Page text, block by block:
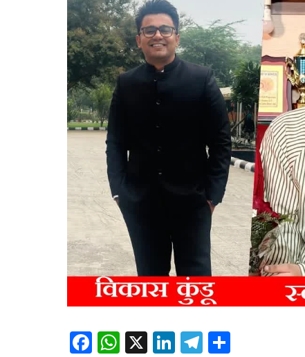
Facebook
WhatsApp
X LinkedIn
Telegram